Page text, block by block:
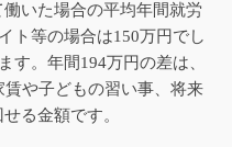
いた場合の平均年間就労
ト等の場合は150万円でし
す。年間194万円の差は、
や子どもの習い事、将来
る金額です。